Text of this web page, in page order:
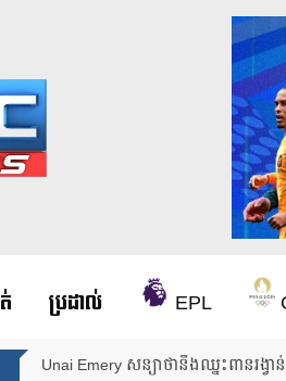
ប្រដាល់ EPL
Arsenal បញ្ចប់ការរង់ចាំ ២២ ឆ្នាំ ដើម្